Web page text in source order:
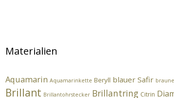
Materialien
Aquamarin Aquamarinkette Beryll blauer Safir
Brillant Brillantohrstecker Brillantring Citrin